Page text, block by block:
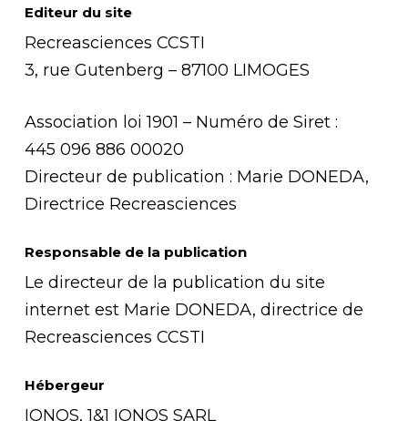
Editeur du site
Recreasciences CCSTI
3, rue Gutenberg – 87100 LIMOGES
Association loi 1901 – Numéro de Siret :
445 096 886 00020
Directeur de publication : Marie DONEDA,
Directrice Recreasciences
Responsable de la publication
Le directeur de la publication du site
internet est Marie DONEDA, directrice de
Recreasciences CCSTI
Hébergeur
IONOS, 1&1 IONOS SARL